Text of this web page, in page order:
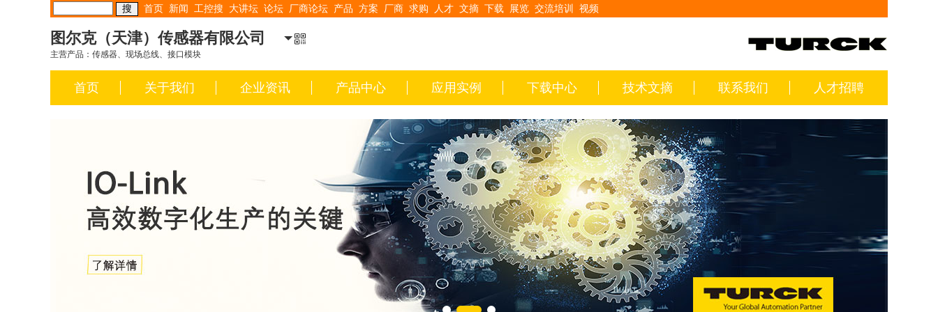
首页 新闻 工控搜 大讲坛 论坛 厂商论坛 产品 方案 厂商 求购 人才 文摘 下载 展览 交流培训 视频
图尔克（天津）传感器有限公司
主营产品：传感器、现场总线、接口模块
首页 关于我们 企业资讯 产品中心 应用实例 下载中心 技术文摘 联系我们 人才招聘